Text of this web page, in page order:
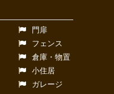
門扉
フェンス
倉庫・物置
小住居
ガレージ